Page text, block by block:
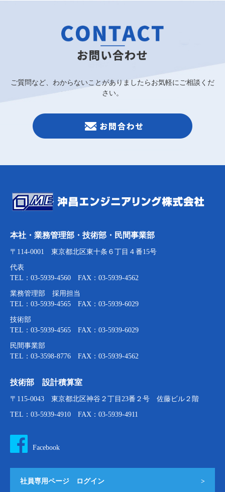
ご質問など、わからないことがありましたらお気軽にご相談くだ
さい。
本社・業務管理部・技術部・民間事業部
〒114-0001 東京都北区東十条６丁目４番15号
代表
TEL：03-5939-4560 FAX：03-5939-4562
業務管理部 採用担当
TEL：03-5939-4565 FAX：03-5939-6029
技術部
TEL：03-5939-4565 FAX：03-5939-6029
民間事業部
TEL：03-3598-8776 FAX：03-5939-4562
技術部 設計積算室
〒115-0043 東京都北区神谷２丁目23番２号 佐藤ビル２階
TEL：03-5939-4910 FAX：03-5939-4911
Facebook
社員専用ページ ログイン >